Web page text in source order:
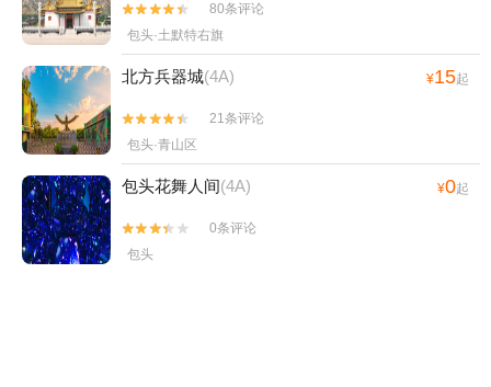


80条评论
包头·土默特右旗
北方兵器城(4A) ¥15起


21条评论
包头·青山区
包头花舞人间(4A) ¥0起


0条评论
包头